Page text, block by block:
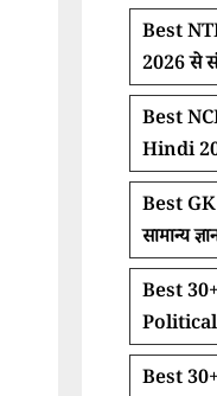
Best
2026 से
Best
Hindi
Best
सामान्य
Best
Best